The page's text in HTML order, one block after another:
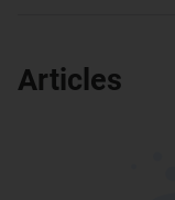
Articles